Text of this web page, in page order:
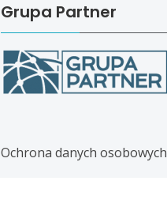
Grupa Partner
Ochrona danych osobowych